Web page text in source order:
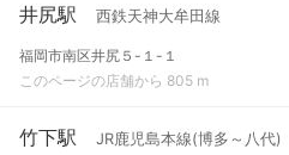
井尻駅 西鉄天神大牟田線
福岡市南区井尻５-１-１
このページの店舗から 805 m
竹下駅 JR鹿児島本線(博多～八代)